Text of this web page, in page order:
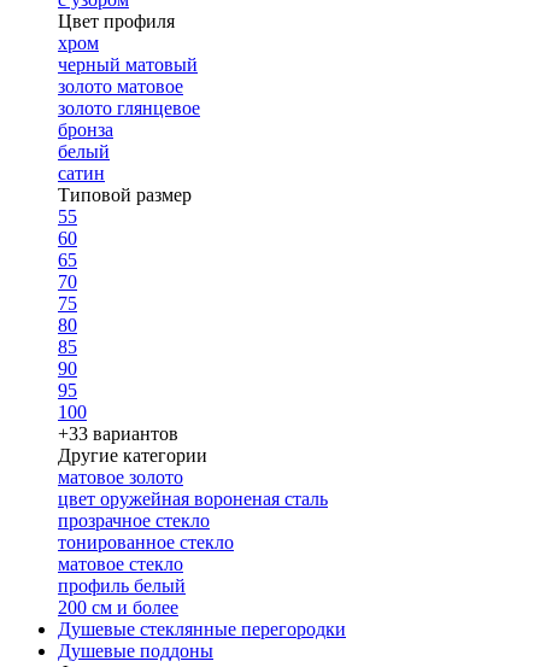
Цвет профиля
хром
черный матовый
золото матовое
золото глянцевое
бронза
белый
сатин
Типовой размер
55
60
65
70
75
80
85
90
95
100
+33 вариантов
Другие категории
матовое золото
цвет оружейная вороненая сталь
прозрачное стекло
тонированное стекло
матовое стекло
профиль белый
200 см и более
Душевые стеклянные перегородки
Душевые поддоны